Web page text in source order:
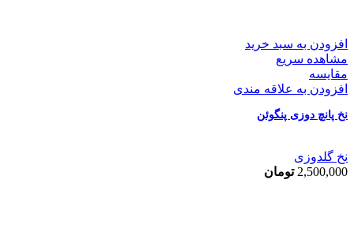
افزودن به سبد خرید
مشاهده سریع
مقایسه
افزودن به علاقه مندی
نخ پانچ دوزی پنگوئن
نخ گلدوزی
2,500,000 تومان